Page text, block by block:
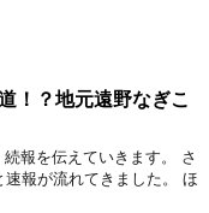
！？地元遠野なぎこ
報を伝えていきます。 さ
報が流れてきました。 ほ